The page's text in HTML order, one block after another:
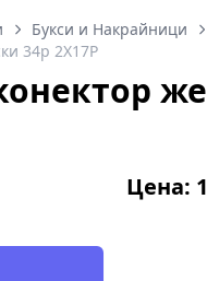
Букси и Накрайници
34p 2X17P
Цена: